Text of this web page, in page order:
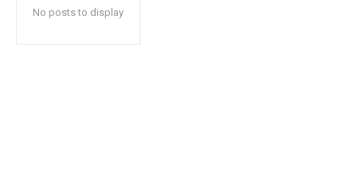
No posts to display